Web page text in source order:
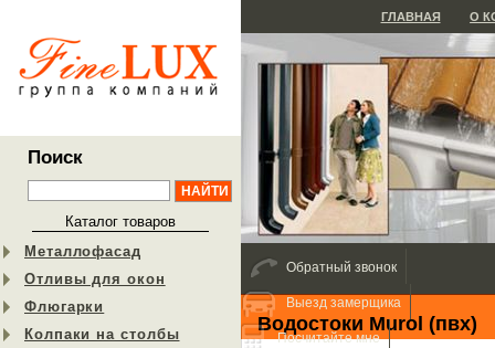
Поиск
Каталог товаров
Металлофасад
Отливы для окон
Флюгарки
Колпаки на столбы
ГЛАВНАЯ О
Водостоки Murol (пвх)
Обратный звонок
Выезд замерщика
Посчитайте мне